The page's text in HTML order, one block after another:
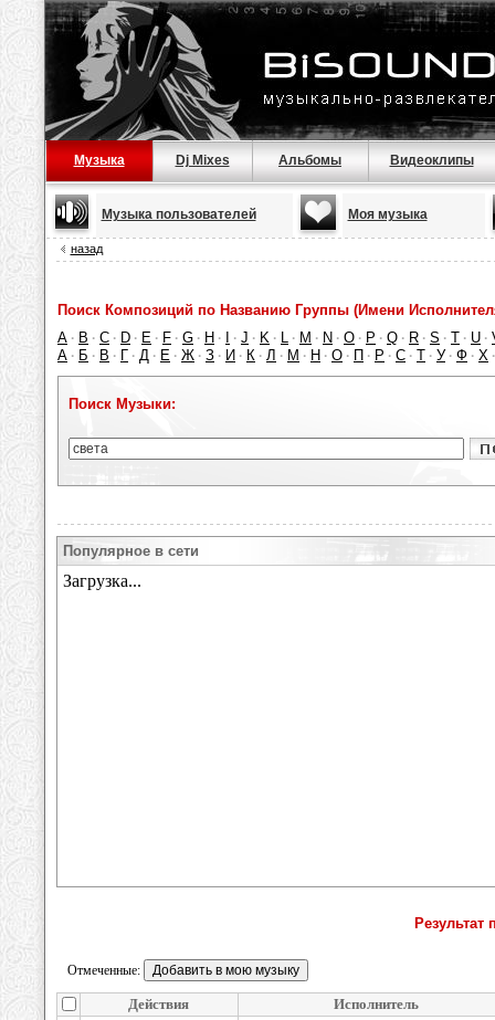
Музыка Dj Mixes Альбомы Видеоклипы
Музыка пользователей Моя музыка
назад
Поиск Композиций по Названию Группы (Имени
A · B · C · D · E · F · G · H · · J · K · L · M · N · O · P · Q · R · S · T · U ·
А · Б · В · Г · Д · Е · Ж · З · И · К · Л · М · Н · О · П · Р · С · Т · У · Ф · Х
Поиск Музыки:
Популярное в сети
Результат
Отмеченные:
Действия Исполнитель